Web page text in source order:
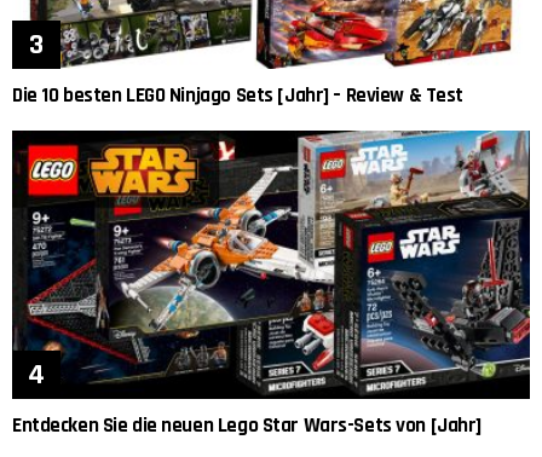
Die 10 besten LEGO Ninjago Sets [Jahr] – Review & Test
Entdecken Sie die neuen Lego Star Wars-Sets von [Jahr]